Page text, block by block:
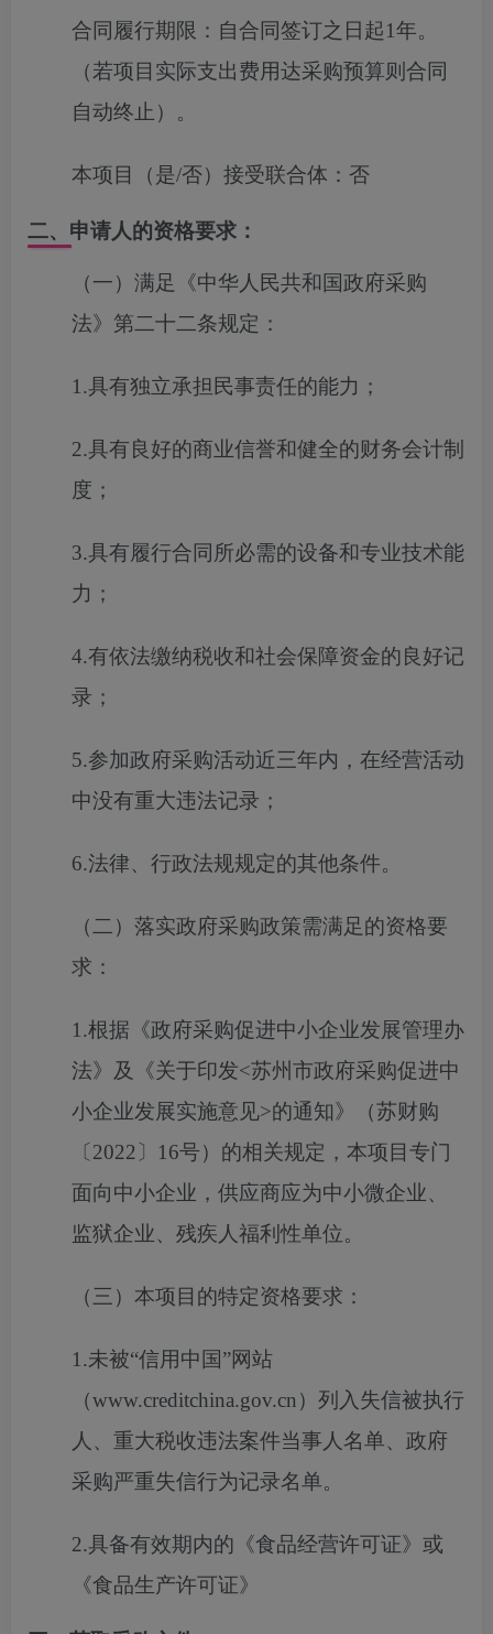
合同履行期限： 自合同签订之日起1年。
（若项目实际支出费用达采购预算则合同
自动终止）。
本项目（是/否）接受联合体： 否
二、申请人的资格要求：
（一）满足《中华人民共和国政府采购
法》第二十二条规定：
1.具有独立承担民事责任的能力；
2.具有良好的商业信誉和健全的财务会计制
度；
3.具有履行合同所必需的设备和专业技术能
力；
4.有依法缴纳税收和社会保障资金的良好记
录；
5.参加政府采购活动近三年内，在经营活动
中没有重大违法记录；
6.法律、行政法规规定的其他条件。
（二）落实政府采购政策需满足的资格要
求：
1.根据《政府采购促进中小企业发展管理办
法》及《关于印发<苏州市政府采购促进中
小企业发展实施意见>的通知》（苏财购
〔2022〕16号）的相关规定，本项目专门
面向中小企业，供应商应为中小微企业、
监狱企业、残疾人福利性单位。
（三）本项目的特定资格要求：
1.未被“信用中国”网站
（www.creditchina.gov.cn）列入失信被执行
人、重大税收违法案件当事人名单、政府
采购严重失信行为记录名单。
2.具备有效期内的《食品经营许可证》或
《食品生产许可证》